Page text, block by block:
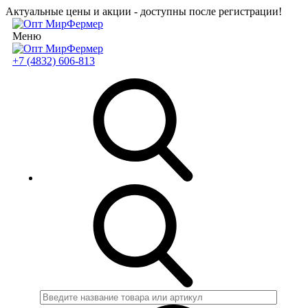
Актуальные цены и акции - доступны после регистрации!
Меню
+7 (4832) 606-813